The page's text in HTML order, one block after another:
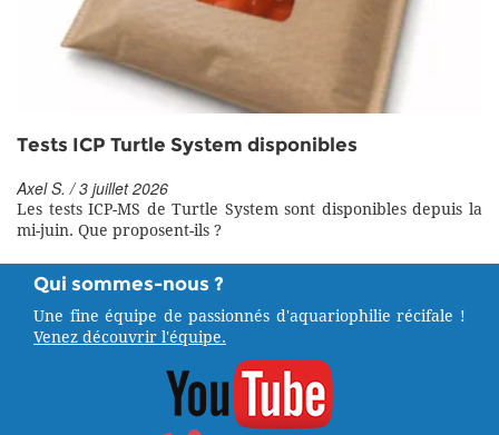
Tests ICP Turtle System disponibles
Axel S. / 3 juillet 2026
Les tests ICP-MS de Turtle System sont disponibles depuis la
mi-juin. Que proposent-ils ?
Qui sommes-nous ?
Une fine équipe de passionnés d'aquariophilie récifale !
Venez découvrir l'équipe.